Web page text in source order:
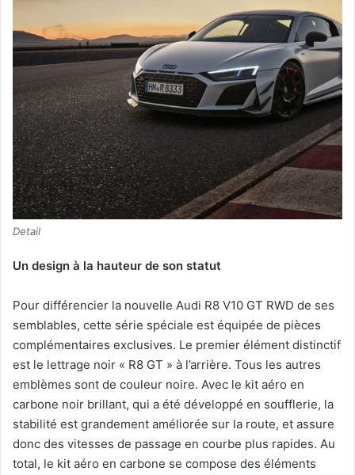
Detail
Un design à la hauteur de son statut
Pour différencier la nouvelle Audi R8 V10 GT RWD de ses
semblables, cette série spéciale est équipée de pièces
complémentaires exclusives. Le premier élément distinctif
est le lettrage noir « R8 GT » à l’arrière. Tous les autres
emblèmes sont de couleur noire. Avec le kit aéro en
carbone noir brillant, qui a été développé en soufflerie, la
stabilité est grandement améliorée sur la route, et assure
donc des vitesses de passage en courbe plus rapides. Au
total, le kit aéro en carbone se compose des éléments